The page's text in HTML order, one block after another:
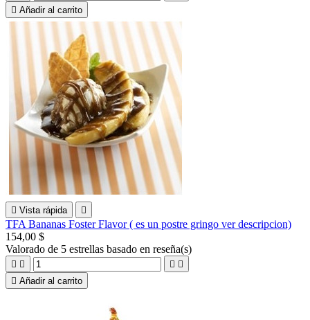
 Añadir al carrito
 Vista rápida 
TFA Bananas Foster Flavor ( es un postre gringo ver descripcion)
154,00 $
Valorado de 5 estrellas basado en reseña(s)
   
 Añadir al carrito